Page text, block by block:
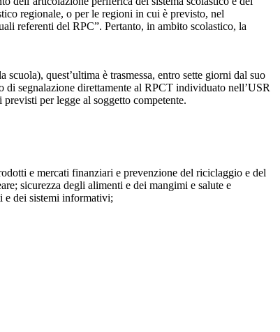
regionale, o per le regioni in cui è previsto, nel
referenti del RPC”. Pertanto, in ambito scolastico, la
quest’ultima è trasmessa, entro sette giorni dal suo
di segnalazione direttamente al RPCT individuato nell’USR
per legge al soggetto competente.
e mercati finanziari e prevenzione del riciclaggio e del
sicurezza degli alimenti e dei mangimi e salute e
e dei sistemi informativi;